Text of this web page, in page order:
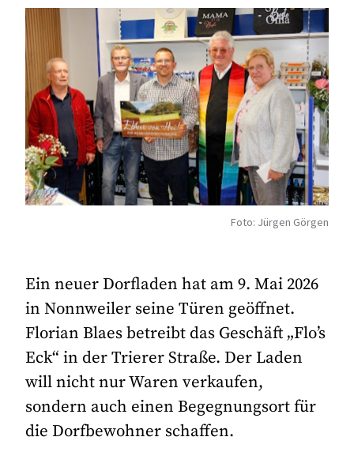
Foto: Jürgen Görgen
Ein neuer Dorfladen hat am 9. Mai 2026
in Nonnweiler seine Türen geöffnet.
Florian Blaes betreibt das Geschäft „Flo’s
Eck“ in der Trierer Straße. Der Laden
will nicht nur Waren verkaufen,
sondern auch einen Begegnungsort für
die Dorfbewohner schaffen.